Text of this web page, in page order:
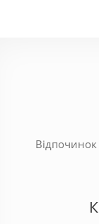
Відпочинок